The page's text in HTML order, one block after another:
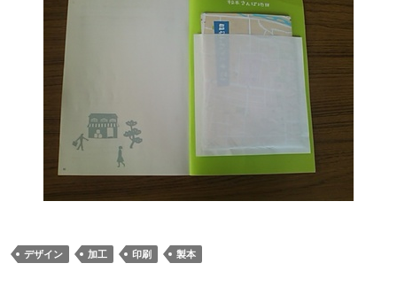
デザイン 加工 印刷 製本